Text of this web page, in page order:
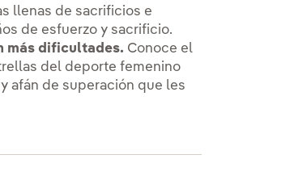
llenas de sacrificios e
de esfuerzo y sacrificio.
más dificultades. Conoce el
del deporte femenino
afán de superación que les